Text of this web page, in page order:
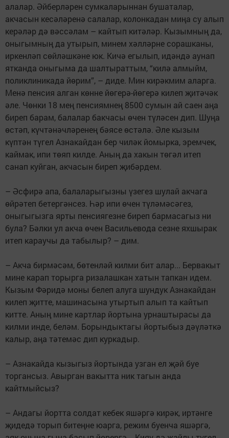
алалар. Әйберләрен сумкаларыннан бушаталар,
акчасын кесәләренә салалар, колонкадан миңа су алып
керәләр дә вәссәлам – кайтып китәләр. Кызымның да,
оныгымның да утырып, минем хәлләрне сорашканы,
иркенләп сөйләшкәне юк. Кичә егылып, идәндә аунап
ятканда оныгыма да шалтыраттым, “килә алмыйм,
поликлиникада йөрим”, – диде. Мин кирәкмим аларга.
Менә пенсия алган көнне йөгерә-йөгерә килеп җитәчәк
әле. Чөнки 18 мең пенсиямнең 8500 сумын ай саен аңа
биреп барам, балалар бакчасы өчен түләсен дип. Шуңа
өстәп, күчтәнәчләренең бәясе өстәлә. Әле кызым
күптән түгел Азнакайдан бер чиләк йомырка, эремчек,
каймак, ипи төяп килде. Аның да хакын төгәл итеп
санап куйган, акчасын биреп җибәрдем.
– Әсфирә апа, балаларыгызны үзе­­гез шулай акчага
өйрәтеп бетер­гәнсез. Һәр ипи өчен түләмә­сәгез,
оныгыгызга ярты пенсиягезне биреп бармасагыз ни
була? Бәлки ул акча өчен Васильевода сезне яхшырак
итеп караучы да табылыр? – дим.
– Акча бирмәсәм, бөтенләй килми бит алар... Бервакыт
мине карап торырга ризалашкан хатын тапкан идем.
Кызым Фәридә моны белеп алуга шундук Азнакайдан
килеп җитте, машинасына утыртып алып та кайтып
китте. Аның мине картлар йортына урнаштырасы да
килми инде, беләм. Борындыктагы йортыбыз дәүләткә
калыр, аңа тәтемәс дип куркадыр.
– Азнакайда кызыгыз йортында узган ел җәй буе
торгансыз. Авырган вакытта ник тагын анда
кайтмыйсыз?
– Андагы йортта солдат кебек яшәр­гә кирәк, иртәнге
җидедә торып битең­не юарга, режим буенча яшәргә,